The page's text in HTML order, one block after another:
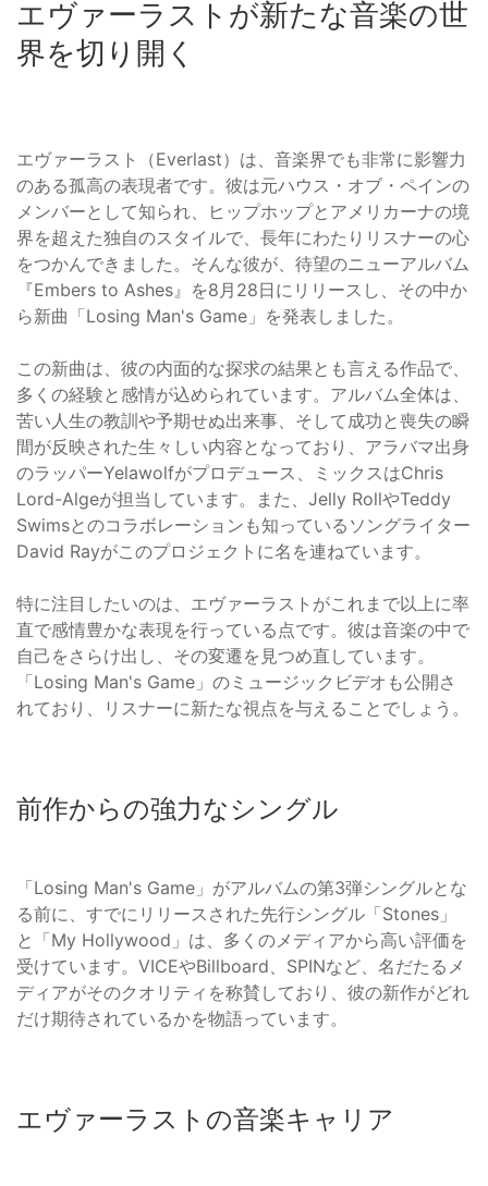
エヴァーラストが新たな音楽の世
界を切り開く
エヴァーラスト（Everlast）は、音楽界でも非常に影響力
のある孤高の表現者です。彼は元ハウス・オブ・ペインの
メンバーとして知られ、ヒップホップとアメリカーナの境
界を超えた独自のスタイルで、長年にわたりリスナーの心
をつかんできました。そんな彼が、待望のニューアルバム
『Embers to Ashes』を8月28日にリリースし、その中か
ら新曲「Losing Man's Game」を発表しました。
この新曲は、彼の内面的な探求の結果とも言える作品で、
多くの経験と感情が込められています。アルバム全体は、
苦い人生の教訓や予期せぬ出来事、そして成功と喪失の瞬
間が反映された生々しい内容となっており、アラバマ出身
のラッパーYelawolfがプロデュース、ミックスはChris
Lord-Algeが担当しています。また、Jelly RollやTeddy
Swimsとのコラボレーションも知っているソングライター
David Rayがこのプロジェクトに名を連ねています。
特に注目したいのは、エヴァーラストがこれまで以上に率
直で感情豊かな表現を行っている点です。彼は音楽の中で
自己をさらけ出し、その変遷を見つめ直しています。
「Losing Man's Game」のミュージックビデオも公開さ
れており、リスナーに新たな視点を与えることでしょう。
前作からの強力なシングル
「Losing Man's Game」がアルバムの第3弾シングルとな
る前に、すでにリリースされた先行シングル「Stones」
と「My Hollywood」は、多くのメディアから高い評価を
受けています。VICEやBillboard、SPINなど、名だたるメ
ディアがそのクオリティを称賛しており、彼の新作がどれ
だけ期待されているかを物語っています。
エヴァーラストの音楽キャリア